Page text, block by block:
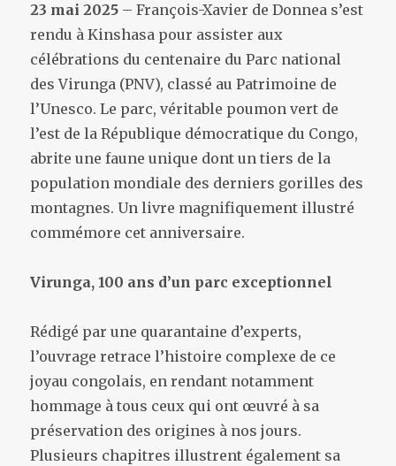
23 mai 2025 – François-Xavier de Donnea s’est
rendu à Kinshasa pour assister aux
célébrations du centenaire du Parc national
des Virunga (PNV), classé au Patrimoine de
l’Unesco. Le parc, véritable poumon vert de
l’est de la République démocratique du Congo,
abrite une faune unique dont un tiers de la
population mondiale des derniers gorilles des
montagnes. Un livre magnifiquement illustré
commémore cet anniversaire.
Virunga, 100 ans d’un parc exceptionnel
Rédigé par une quarantaine d’experts,
l’ouvrage retrace l’histoire complexe de ce
joyau congolais, en rendant notamment
hommage à tous ceux qui ont œuvré à sa
préservation des origines à nos jours.
Plusieurs chapitres illustrent également sa